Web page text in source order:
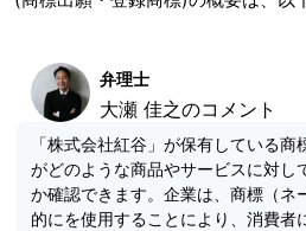
弁理士
大瀬 佳之のコメント
「株式会社紅谷」が保有している商
がどのような商品やサービスに対し
か確認できます。企業は、商標（ネ
的にを使用することにより、消費者